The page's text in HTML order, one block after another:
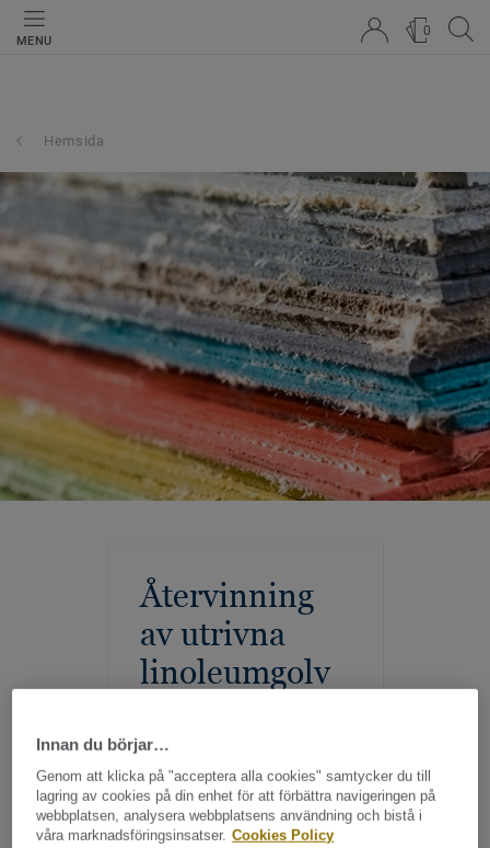
MENU
0
Hemsida
Återvinning
av utrivna
linoleumgolv
Innan du börjar…
Genom att klicka på "acceptera alla cookies" samtycker du till
lagring av cookies på din enhet för att förbättra navigeringen på
webbplatsen, analysera webbplatsens användning och bistå i
våra marknadsföringsinsatser. Cookies Policy